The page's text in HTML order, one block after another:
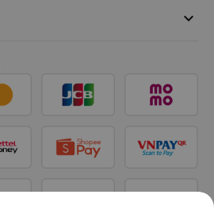
keyboard_arrow_down